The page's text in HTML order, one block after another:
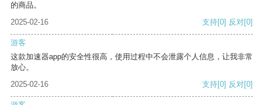
的商品。
2025-02-16
支持[0] 反对[0]
游客
这款加速器app的安全性很高，使用过程中不会泄露个人信息，让我非常
放心。
2025-02-16
支持[0] 反对[0]